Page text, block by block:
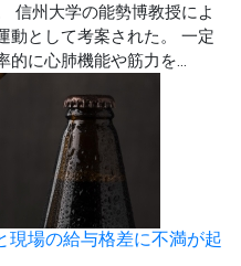
信州大学の能勢博教授によ
動として考案された。 一定
的に心肺機能や筋力を...
現場の給与格差に不満が起